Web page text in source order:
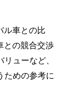
ル車との比
との競合交渉
ューなど、
ための参考に